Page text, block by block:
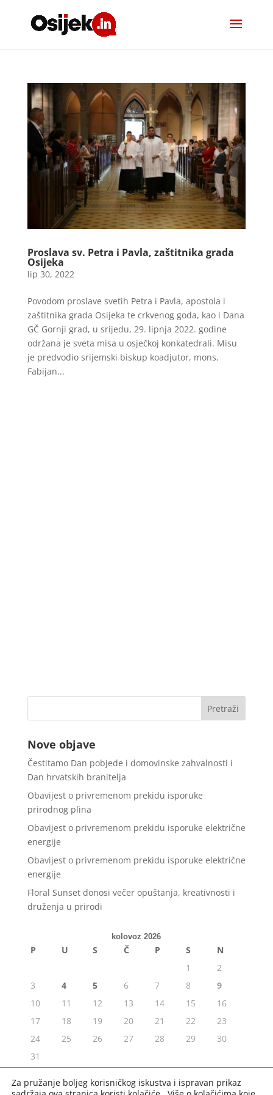
Proslava sv. Petra i Pavla, zaštitnika grada
Osijeka
lip 30, 2022
Povodom proslave svetih Petra i Pavla, apostola i
zaštitnika grada Osijeka te crkvenog goda, kao i Dana
GČ Gornji grad, u srijedu, 29. lipnja 2022. godine
održana je sveta misa u osječkoj konkatedrali. Misu
je predvodio srijemski biskup koadjutor, mons.
Fabijan...
Nove objave
Čestitamo Dan pobjede i domovinske zahvalnosti i
Dan hrvatskih branitelja
Obavijest o privremenom prekidu isporuke
prirodnog plina
Obavijest o privremenom prekidu isporuke električne
energije
Obavijest o privremenom prekidu isporuke električne
energije
Floral Sunset donosi večer opuštanja, kreativnosti i
druženja u prirodi
kolovoz 2026
P U S Č P S
N
1
2
3
4 5 6 7 8
9
10
11 12 13 14 15
16
17
18 19 20 21 22
23
24
25 26 27 28 29
30
31
« srp
Za pružanje boljeg korisničkog iskustva i ispravan prikaz